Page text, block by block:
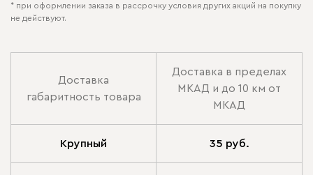
* при оформлении заказа в рассрочку условия других акций на покупку
не действуют.
Доставка
габаритность товара
Доставка в пределах
МКАД и до 10 км от
МКАД
Крупный 35 руб.